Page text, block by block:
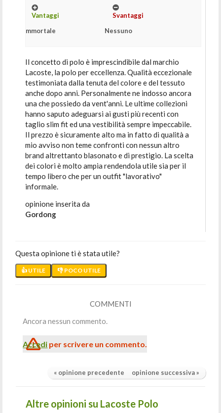
Vantaggi
Immortale
Svantaggi
Nessuno
Il concetto di polo è imprescindibile dal marchio
Lacoste, la polo per eccellenza. Qualità eccezionale
testimoniata dalla tenuta del colore e del tessuto
anche dopo anni. Personalmente ne indosso ancora
una che possiedo da vent'anni. Le ultime collezioni
hanno saputo adeguarsi ai gusti più recenti con
taglio slim fit ed una vestibilità sempre impeccabile.
Il prezzo è sicuramente alto ma in fatto di qualità a
mio avviso non teme confronti con nessun altro
brand altrettanto blasonato e di prestigio. La scelta
dei colori è molto ampia rendendola utile sia per il
tempo libero che per un outfit "lavorativo"
informale.
opinione inserita da
Gordong
Questa opinione ti è stata utile?
👍 UTILE 👎 POCO UTILE
COMMENTI
Ancora nessun commento.
Accedi per scrivere un commento.
« opinione precedente opinione successiva »
Altre opinioni su Lacoste Polo